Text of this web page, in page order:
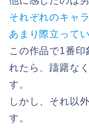
それぞれのキャ
あまり際立って
この作品で1番
れたら、躊躇なく
す。
しかし、それ以
す。